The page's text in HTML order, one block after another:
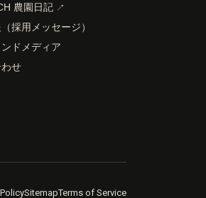
農園日記 ↗
採用メッセージ）
ドメディア
せ
SitemapTerms of Service